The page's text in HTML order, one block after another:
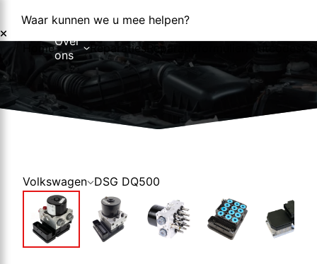
Waar kunnen we u mee helpen?
HomeOver
ons
Over ons
Nieuws
Reparaties Reparatieformulier Foutcodes
Volkswagen DSG DQ500